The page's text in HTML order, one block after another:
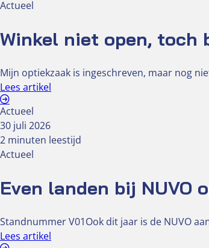
Actueel
Winkel niet open, toch
Mijn optiekzaak is ingeschreven, maar nog
Lees artikel
Actueel
30 juli 2026
2 minuten leestijd
Actueel
Even landen bij NUVO
Standnummer V01Ook dit jaar is de NUVO
Lees artikel